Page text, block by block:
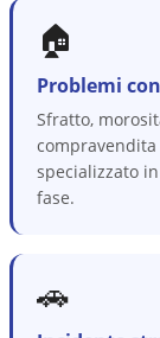
🏠
Problemi
Sfratto,
specializzato
fase.
🚗